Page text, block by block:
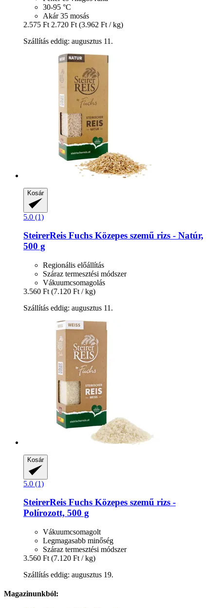
30-95 °C
Akár 35 mosás
2.575 Ft 2.720 Ft (3.962 Ft / kg)
Szállítás eddig: augusztus 11.
Kosár
5.0 (1)
SteirerReis Fuchs Közepes szemű rizs -​ Natúr,
500 g
Regionális előállítás
Száraz termesztési módszer
Vákuumcsomagolás
3.560 Ft (7.120 Ft / kg)
Szállítás eddig: augusztus 11.
Kosár
5.0 (1)
SteirerReis Fuchs Közepes szemű rizs -​
Polírozott, 500 g
Vákuumcsomagolt
Legmagasabb minőség
Száraz termesztési módszer
3.560 Ft (7.120 Ft / kg)
Szállítás eddig: augusztus 19.
Magazinunkból: